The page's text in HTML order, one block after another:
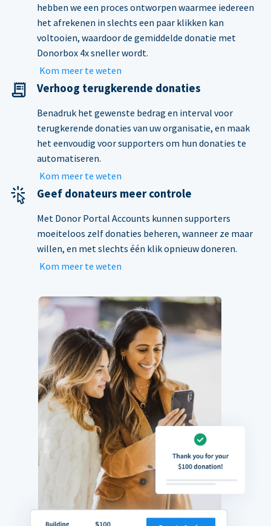
hebben we een proces ontworpen waarmee iedereen
het afrekenen in slechts een paar klikken kan
voltooien, waardoor de gemiddelde donatie met
Donorbox 4x sneller wordt.
Kom meer te weten
Verhoog terugkerende donaties
Benadruk het gewenste bedrag en interval voor
terugkerende donaties van uw organisatie, en maak
het eenvoudig voor supporters om hun donaties te
automatiseren.
Kom meer te weten
Geef donateurs meer controle
Met Donor Portal Accounts kunnen supporters
moeiteloos zelf donaties beheren, wanneer ze maar
willen, en met slechts één klik opnieuw doneren.
Kom meer te weten